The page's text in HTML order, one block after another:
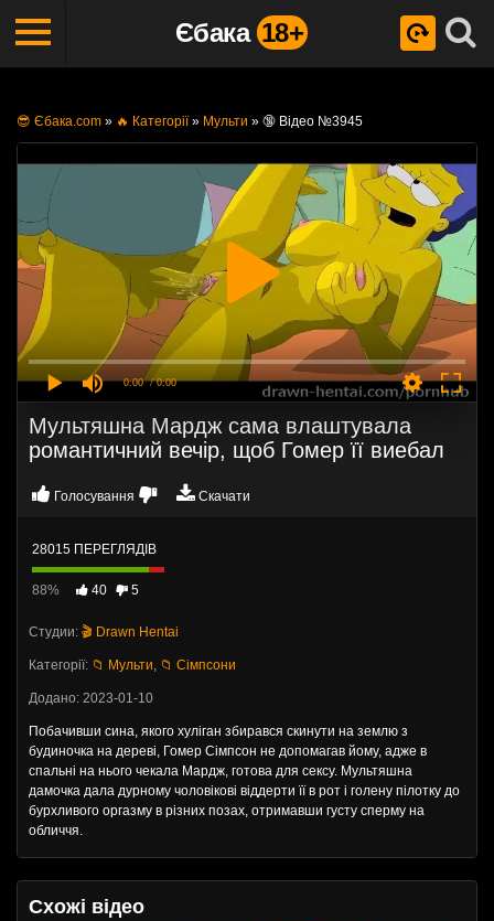
Єбака 18+
😎 Єбака.com » 🔥 Категорії» Мульти » 🔞 Відео №3945
0:00 / 0:00
Мультяшна Мардж сама влаштувала
романтичний вечір, щоб Гомер її виебал
Голосування Скачати
28015 ПЕРЕГЛЯДІВ
88% 40 5
Студии: 🎬 Drawn Hentai
Категорії: 📁 Мульти, 📁 Сімпсони
Додано: 2023-01-10
Побачивши сина, якого хуліган збирався скинути на землю з
будиночка на дереві, Гомер Сімпсон не допомагав йому, адже в
спальні на нього чекала Мардж, готова для сексу. Мультяшна
дамочка дала дурному чоловікові віддерти її в рот і голену пілотку до
бурхливого оргазму в різних позах, отримавши густу сперму на
обличчя.
Схожі відео